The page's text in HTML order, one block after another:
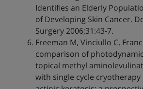
Identifies an Elderly
of Developing Skin Cancer.
Surgery 2006;31:43-7.
Freeman M, Vinciullo C,
comparison of
topical methyl
with single cycle